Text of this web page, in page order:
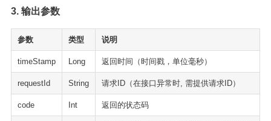
3. 输出参数
参数 类型 说明
timeStamp Long 返回时间（时间戳，单位毫秒）
requestId String 请求ID（在接口异常时, 需提供请求ID）
code Int 返回的状态码